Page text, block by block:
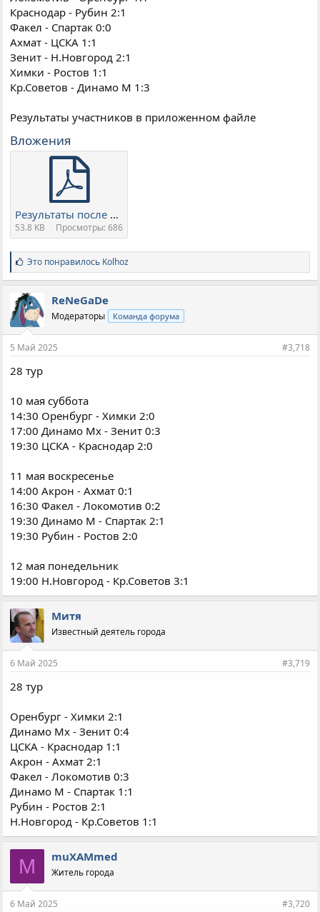
Краснодар - Рубин 2:1
Факел - Спартак 0:0
Ахмат - ЦСКА 1:1
Зенит - Н.Новгород 2:1
Химки - Ростов 1:1
Кр.Советов - Динамо М 1:3
Результаты участников в приложенном файле
Вложения
Результаты после 27 тура.pdf
53.8 KB Просмотры: 686
С
и
м
п
а
т
и
и
:
Это понравилось Kolhoz
ReNeGaDe
Модераторы Команда форума
5 Май 2025 #3,718
28 тур
10 мая суббота
14:30 Оренбург - Химки 2:0
17:00 Динамо Мх - Зенит 0:3
19:30 ЦСКА - Краснодар 2:0
11 мая воскресенье
14:00 Акрон - Ахмат 0:1
16:30 Факел - Локомотив 0:2
19:30 Динамо М - Спартак 2:1
19:30 Рубин - Ростов 2:0
12 мая понедельник
19:00 Н.Новгород - Кр.Советов 3:1
Митя
Известный деятель города
6 Май 2025 #3,719
28 тур
Оренбург - Химки 2:1
Динамо Мх - Зенит 0:4
ЦСКА - Краснодар 1:1
Акрон - Ахмат 2:1
Факел - Локомотив 0:3
Динамо М - Спартак 1:1
Рубин - Ростов 2:1
Н.Новгород - Кр.Советов 1:1
M muXAMmed
Житель города
6 Май 2025 #3,720